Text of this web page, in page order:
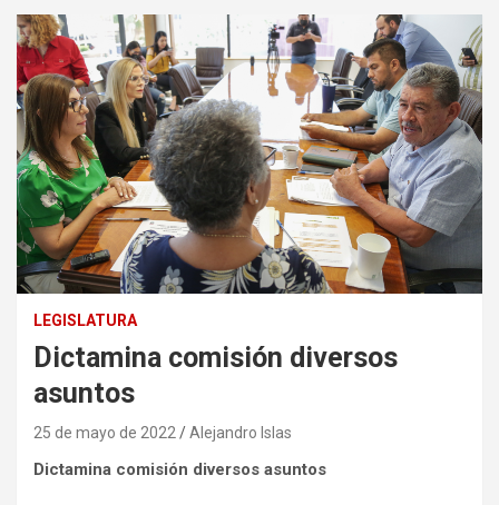
LEGISLATURA
Dictamina comisión diversos
asuntos
25 de mayo de 2022 Alejandro Islas
Dictamina comisión diversos asuntos